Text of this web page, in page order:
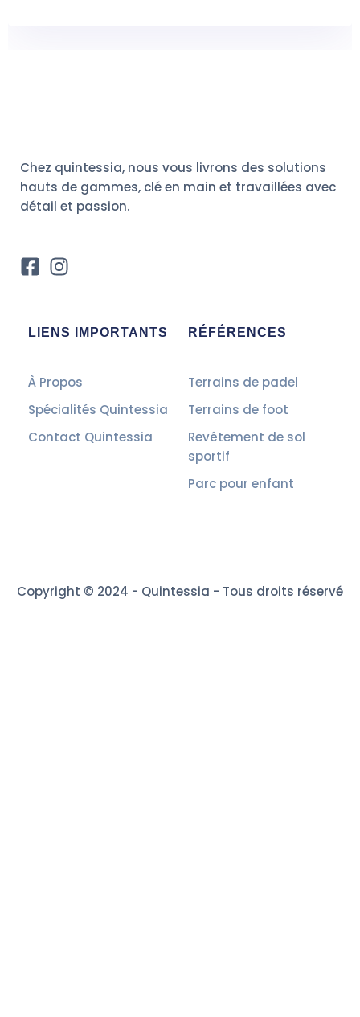
Chez quintessia, nous vous livrons des solutions
hauts de gammes, clé en main et travaillées avec
détail et passion.
LIENS IMPORTANTS
À Propos
Spécialités Quintessia
Contact Quintessia
RÉFÉRENCES
Terrains de padel
Terrains de foot
Revêtement de sol
sportif
Parc pour enfant
Copyright © 2024 - Quintessia - Tous droits réservé